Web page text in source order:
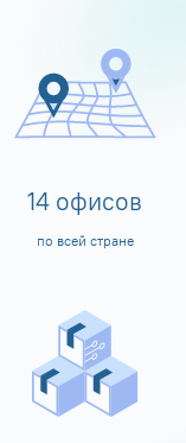
14 офисов
по всей стране